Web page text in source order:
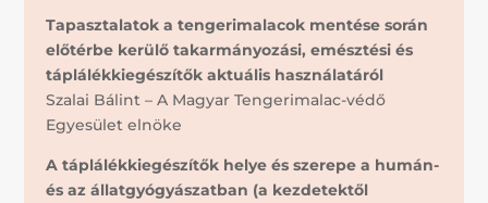
Tapasztalatok a tengerimalacok mentése során
előtérbe kerülő takarmányozási, emésztési és
táplálékkiegészítők aktuális használatáról
Szalai Bálint – A Magyar Tengerimalac-védő
Egyesület elnöke
A táplálékkiegészítők helye és szerepe a humán-
és az állatgyógyászatban (a kezdetektől